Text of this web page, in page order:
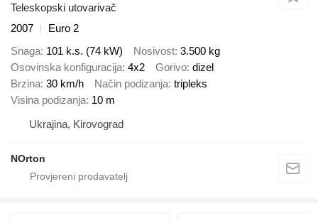
Teleskopski utovarivač
2007
Euro 2
Snaga 101 k.s. (74 kW) Nosivost 3.500 kg
Osovinska konfiguracija 4x2 Gorivo dizel
Brzina 30 km/h Način podizanja tripleks
Visina podizanja 10 m
Ukrajina, Kirovograd
NOrton